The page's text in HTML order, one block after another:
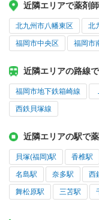
近隣エリアで薬剤
北九州市八幡東区 北
福岡市中央区 福岡市
近隣エリアの路線
福岡市地下鉄箱崎線
西鉄貝塚線
近隣エリアの駅で
貝塚(福岡)駅 香椎駅
名島駅 奈多駅 西
舞松原駅 三苫駅